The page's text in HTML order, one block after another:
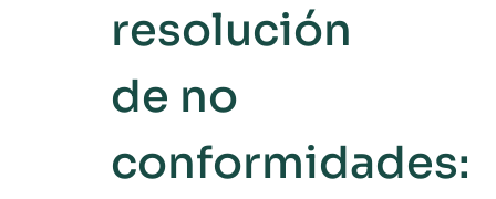
resolución
de no
conformidades: